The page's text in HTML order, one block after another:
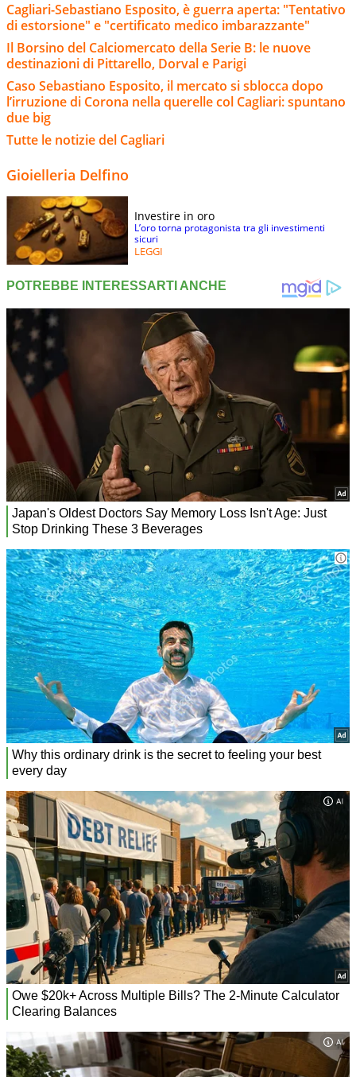
Cagliari-Sebastiano Esposito, è guerra aperta: "Tentativo
di estorsione" e "certificato medico imbarazzante"
Il Borsino del Calciomercato della Serie B: le nuove
destinazioni di Pittarello, Dorval e Parigi
Caso Sebastiano Esposito, il mercato si sblocca dopo
l’irruzione di Corona nella querelle col Cagliari: spuntano
due big
Tutte le notizie del Cagliari
Gioielleria Delfino
Investire in oro
L’oro torna protagonista tra gli investimenti
sicuri
LEGGI